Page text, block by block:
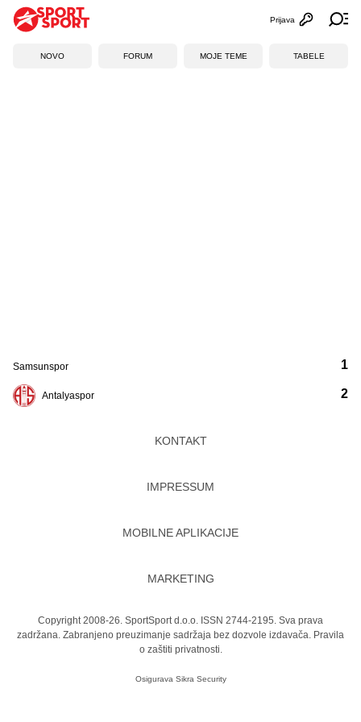
Otvori
Prijava
NOVO FORUM MOJE TEME TABELE
Samsunspor
Antalyaspor
1
2
KONTAKT
IMPRESSUM
MOBILNE APLIKACIJE
MARKETING
Copyright 2008-26. SportSport d.o.o. ISSN 2744-2195. Sva prava
zadržana. Zabranjeno preuzimanje sadržaja bez dozvole izdavača. Pravila
o zaštiti privatnosti.
Osigurava Sikra Security